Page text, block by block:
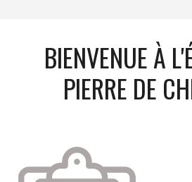
BIENVENUE À
PIERRE DE